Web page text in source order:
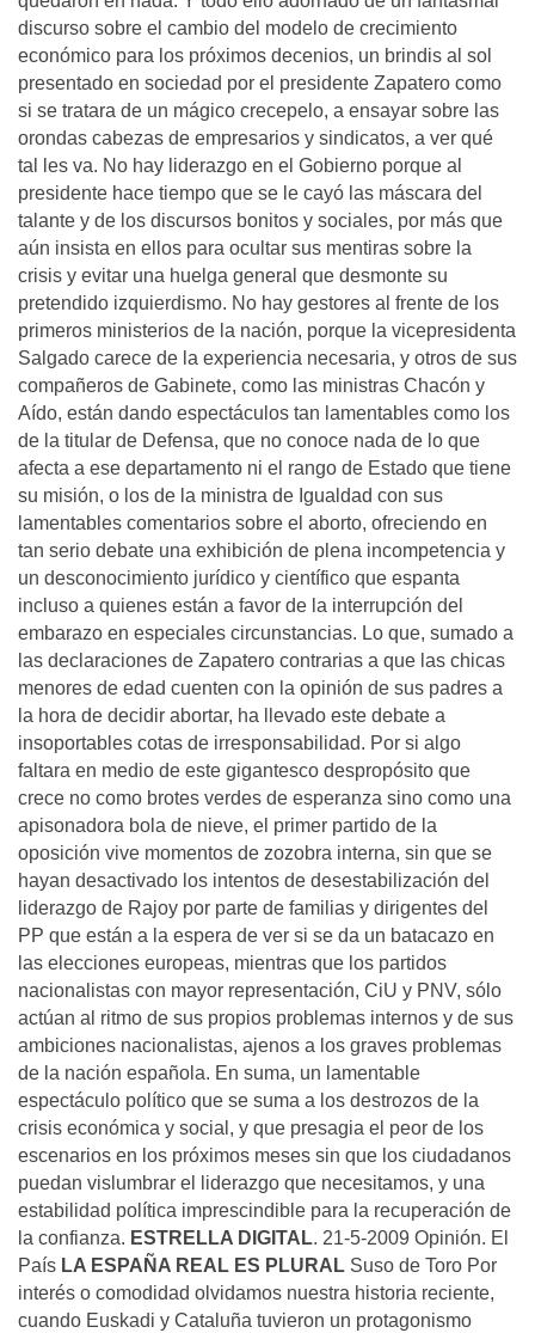
discurso sobre el cambio del modelo de crecimiento
económico para los próximos decenios, un brindis al sol
presentado en sociedad por el presidente Zapatero como
si se tratara de un mágico crecepelo, a ensayar sobre las
orondas cabezas de empresarios y sindicatos, a ver qué
tal les va. No hay liderazgo en el Gobierno porque al
presidente hace tiempo que se le cayó las máscara del
talante y de los discursos bonitos y sociales, por más que
aún insista en ellos para ocultar sus mentiras sobre la
crisis y evitar una huelga general que desmonte su
pretendido izquierdismo. No hay gestores al frente de los
primeros ministerios de la nación, porque la vicepresidenta
Salgado carece de la experiencia necesaria, y otros de sus
compañeros de Gabinete, como las ministras Chacón y
Aído, están dando espectáculos tan lamentables como los
de la titular de Defensa, que no conoce nada de lo que
afecta a ese departamento ni el rango de Estado que tiene
su misión, o los de la ministra de Igualdad con sus
lamentables comentarios sobre el aborto, ofreciendo en
tan serio debate una exhibición de plena incompetencia y
un desconocimiento jurídico y científico que espanta
incluso a quienes están a favor de la interrupción del
embarazo en especiales circunstancias. Lo que, sumado a
las declaraciones de Zapatero contrarias a que las chicas
menores de edad cuenten con la opinión de sus padres a
la hora de decidir abortar, ha llevado este debate a
insoportables cotas de irresponsabilidad. Por si algo
faltara en medio de este gigantesco despropósito que
crece no como brotes verdes de esperanza sino como una
apisonadora bola de nieve, el primer partido de la
oposición vive momentos de zozobra interna, sin que se
hayan desactivado los intentos de desestabilización del
liderazgo de Rajoy por parte de familias y dirigentes del
PP que están a la espera de ver si se da un batacazo en
las elecciones europeas, mientras que los partidos
nacionalistas con mayor representación, CiU y PNV, sólo
actúan al ritmo de sus propios problemas internos y de sus
ambiciones nacionalistas, ajenos a los graves problemas
de la nación española. En suma, un lamentable
espectáculo político que se suma a los destrozos de la
crisis económica y social, y que presagia el peor de los
escenarios en los próximos meses sin que los ciudadanos
puedan vislumbrar el liderazgo que necesitamos, y una
estabilidad política imprescindible para la recuperación de
la confianza. ESTRELLA DIGITAL. 21-5-2009 Opinión. El
País LA ESPAÑA REAL ES PLURAL Suso de Toro Por
interés o comodidad olvidamos nuestra historia reciente,
cuando Euskadi y Cataluña tuvieron un protagonismo